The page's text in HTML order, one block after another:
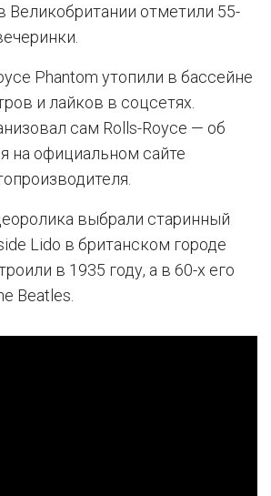
Великобритании отметили 55-
Phantom утопили в бассейне
и лайков в соцсетях.
сам Rolls-Royce — об
на официальном сайте
выбрали старинный
Lido в британском городе
в 1935 году, а в 60-х его
Beatles.